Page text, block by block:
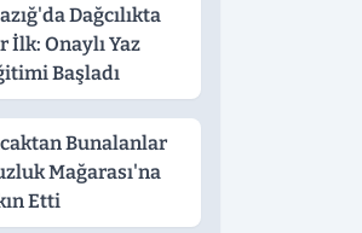
Dağcılıkta
İlk: Onaylı Yaz
Başladı
Bunalanlar
Mağarası'na
Etti